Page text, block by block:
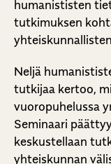
humanististen
tutkimuksen
Neljä
tutkijaa kertoo,
vuoropuhelussa
Seminaari
keskustellaan
yhteiskunnan